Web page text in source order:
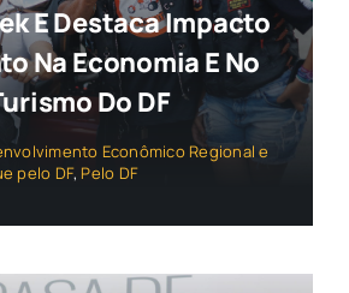
E Destaca Impacto
Na Economia E No
Do DF
Econômico Regional e
pelo DF, Pelo DF